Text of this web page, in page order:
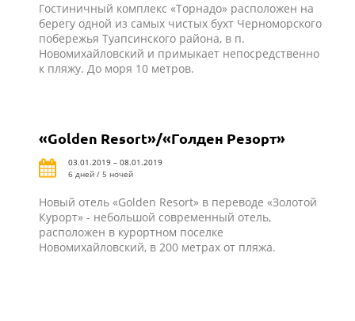
Гостиничный комплекс «Торнадо» расположен на
берегу одной из самых чистых бухт Черноморского
побережья Туапсинского района, в п.
Новомихайловский и примыкает непосредственно
к пляжу. До моря 10 метров.
«Golden Resort»/«Голден Резорт»
03.01.2019 – 08.01.2019
6 дней / 5 ночей
Новый отель «Golden Resort» в переводе «Золотой
Курорт» - небольшой современный отель,
расположен в курортном поселке
Новомихайловский, в 200 метрах от пляжа.